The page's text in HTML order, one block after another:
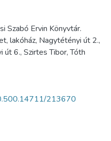
Szabó Ervin Könyvtár.
lakóház, Nagytétényi út 2.,
6., Szirtes Tibor, Tóth
213670